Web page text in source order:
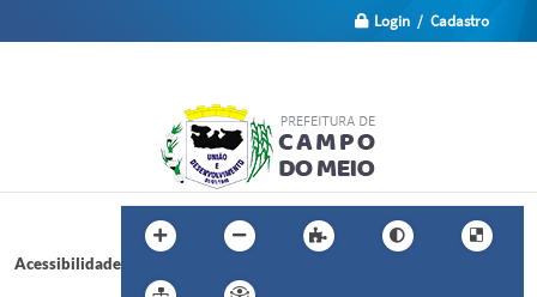
Login / Cadastro
Acessibilidade